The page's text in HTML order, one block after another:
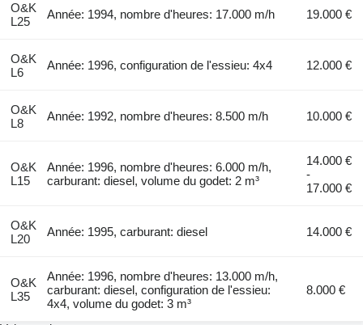
O&K
L25
Année: 1994, nombre d'heures: 17.000 m/h 19.000 €
O&K
L6
Année: 1996, configuration de l'essieu: 4x4 12.000 €
O&K
L8
Année: 1992, nombre d'heures: 8.500 m/h 10.000 €
O&K
L15
Année: 1996, nombre d'heures: 6.000 m/h,
carburant: diesel, volume du godet: 2 m³
14.000 €
-
17.000 €
O&K
L20
Année: 1995, carburant: diesel 14.000 €
O&K
L35
Année: 1996, nombre d'heures: 13.000 m/h,
carburant: diesel, configuration de l'essieu:
4x4, volume du godet: 3 m³
8.000 €